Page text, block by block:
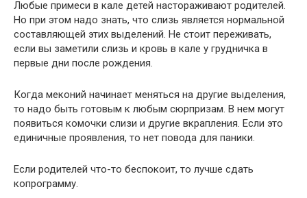
Любые примеси в кале детей настораживают родителей.
Но при этом надо знать, что слизь является нормальной
составляющей этих выделений. Не стоит переживать,
если вы заметили слизь и кровь в кале у грудничка в
первые дни после рождения.
Когда меконий начинает меняться на другие выделения,
то надо быть готовым к любым сюрпризам. В нем могут
появиться комочки слизи и другие вкрапления. Если это
единичные проявления, то нет повода для паники.
Если родителей что-то беспокоит, то лучше сдать
копрограмму.